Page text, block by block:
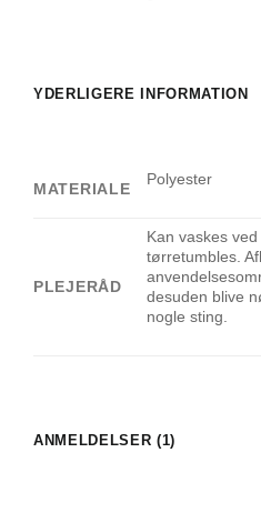
YDERLIGERE INFORMATION
MATERIALE
Polyester
PLEJERÅD
Kan vaskes
tørretumbles.
desuden blive
nogle sting.
ANMELDELSER (1)